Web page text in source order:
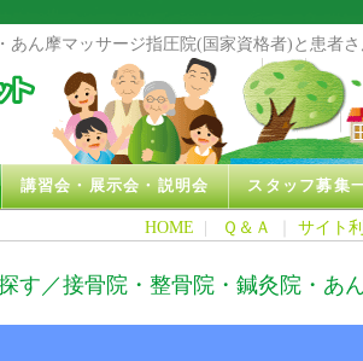
あん摩マッサージ指圧院(国家資格者)と患者
講習会・展示会・説明会 スタッフ募集
HOME | Ｑ＆Ａ サイト
す／接骨院・整骨院・鍼灸院・あ